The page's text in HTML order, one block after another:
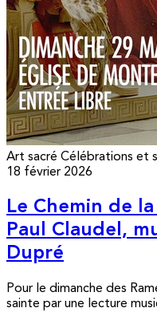
Art sacré Célébrations et
18 février 2026
Le Chemin de
Paul Claudel,
Dupré
Pour le dimanche des
sainte par une lecture